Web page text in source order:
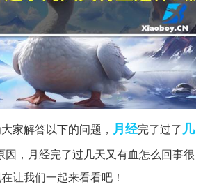
家解答以下的问题， 月经完了过了几
因，月经完了过几天又有血怎么回事很
让我们一起来看看吧！